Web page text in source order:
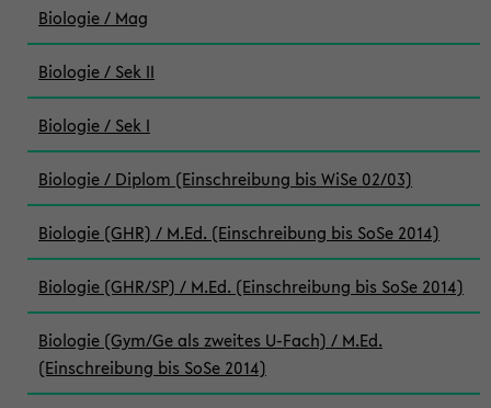
Biologie / Mag
Biologie / Sek II
Biologie / Sek I
Biologie / Diplom (Einschreibung bis WiSe 02/03)
Biologie (GHR) / M.Ed. (Einschreibung bis SoSe 2014)
Biologie (GHR/SP) / M.Ed. (Einschreibung bis SoSe 2014)
Biologie (Gym/Ge als zweites U-Fach) / M.Ed.
(Einschreibung bis SoSe 2014)